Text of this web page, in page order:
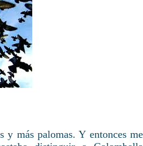
y más palomas. Y entonces me